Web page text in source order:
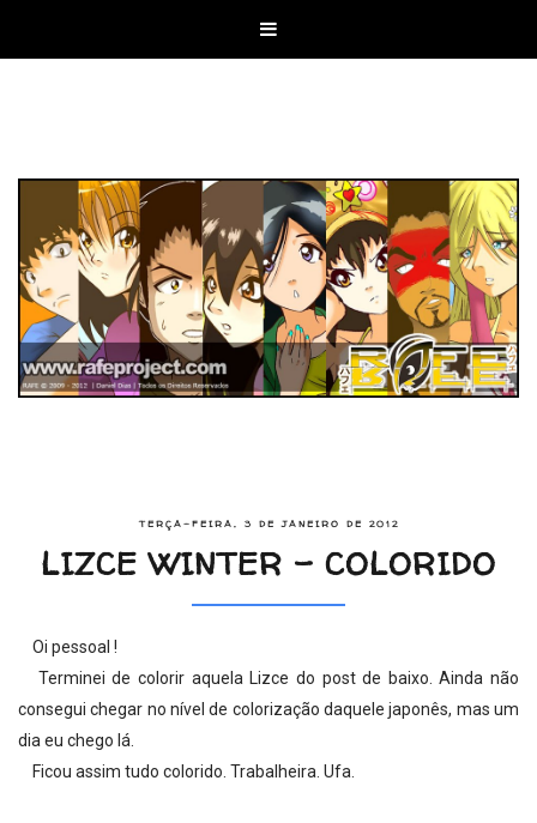

TERÇA-FEIRA, 3 DE JANEIRO DE 2012
LIZCE WINTER - COLORIDO
Oi pessoal !
Terminei de colorir aquela Lizce do post de baixo. Ainda não
consegui chegar no nível de colorização daquele japonês, mas um
dia eu chego lá.
Ficou assim tudo colorido. Trabalheira. Ufa.